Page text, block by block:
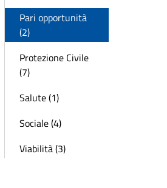
Pari opportunità
(2)
Protezione Civile
(7)
Salute (1)
Sociale (4)
Viabilità (3)